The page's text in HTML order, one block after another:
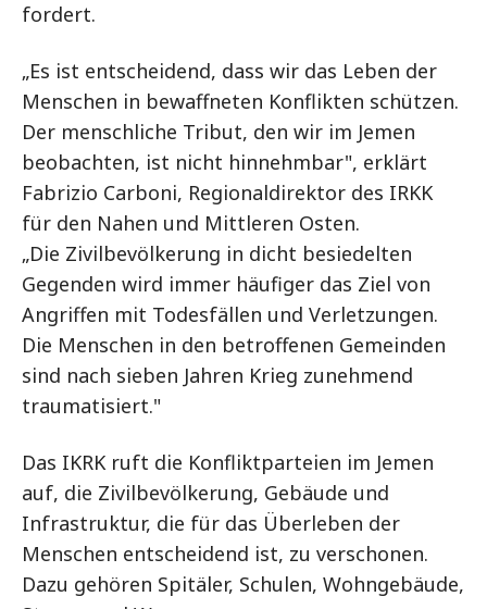
fordert.
„Es ist entscheidend, dass wir das Leben der
Menschen in bewaffneten Konflikten schützen.
Der menschliche Tribut, den wir im Jemen
beobachten, ist nicht hinnehmbar", erklärt
Fabrizio Carboni, Regionaldirektor des IRKK
für den Nahen und Mittleren Osten.
„Die Zivilbevölkerung in dicht besiedelten
Gegenden wird immer häufiger das Ziel von
Angriffen mit Todesfällen und Verletzungen.
Die Menschen in den betroffenen Gemeinden
sind nach sieben Jahren Krieg zunehmend
traumatisiert."
Das IKRK ruft die Konfliktparteien im Jemen
auf, die Zivilbevölkerung, Gebäude und
Infrastruktur, die für das Überleben der
Menschen entscheidend ist, zu verschonen.
Dazu gehören Spitäler, Schulen, Wohngebäude,